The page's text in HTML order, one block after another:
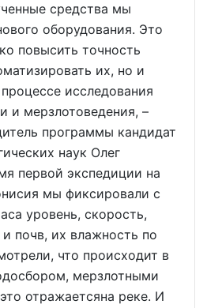
средства мы
оборудования. Это
повысить точность
их, но и
исследования
и мерзлотоведения, –
программы кандидат
наук Олег
первой экспедиции на
мы фиксировали с
уровень, скорость,
почв, их влажность по
что происходит в
мерзлотными
отражаетсяна реке. И